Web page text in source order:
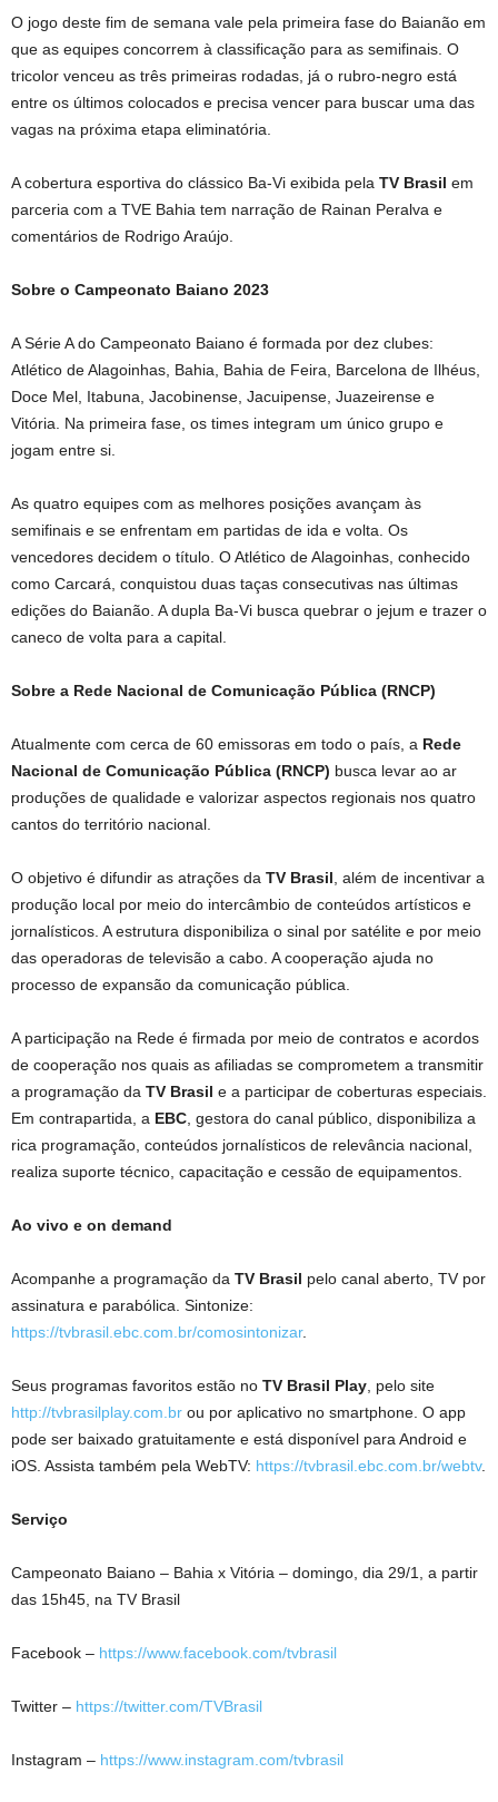
O jogo deste fim de semana vale pela primeira fase do Baianão em
que as equipes concorrem à classificação para as semifinais. O
tricolor venceu as três primeiras rodadas, já o rubro-negro está
entre os últimos colocados e precisa vencer para buscar uma das
vagas na próxima etapa eliminatória.
A cobertura esportiva do clássico Ba-Vi exibida pela TV Brasil em
parceria com a TVE Bahia tem narração de Rainan Peralva e
comentários de Rodrigo Araújo.
Sobre o Campeonato Baiano 2023
A Série A do Campeonato Baiano é formada por dez clubes:
Atlético de Alagoinhas, Bahia, Bahia de Feira, Barcelona de Ilhéus,
Doce Mel, Itabuna, Jacobinense, Jacuipense, Juazeirense e
Vitória. Na primeira fase, os times integram um único grupo e
jogam entre si.
As quatro equipes com as melhores posições avançam às
semifinais e se enfrentam em partidas de ida e volta. Os
vencedores decidem o título. O Atlético de Alagoinhas, conhecido
como Carcará, conquistou duas taças consecutivas nas últimas
edições do Baianão. A dupla Ba-Vi busca quebrar o jejum e trazer o
caneco de volta para a capital.
Sobre a Rede Nacional de Comunicação Pública (RNCP)
Atualmente com cerca de 60 emissoras em todo o país, a Rede
Nacional de Comunicação Pública (RNCP) busca levar ao ar
produções de qualidade e valorizar aspectos regionais nos quatro
cantos do território nacional.
O objetivo é difundir as atrações da TV Brasil, além de incentivar a
produção local por meio do intercâmbio de conteúdos artísticos e
jornalísticos. A estrutura disponibiliza o sinal por satélite e por meio
das operadoras de televisão a cabo. A cooperação ajuda no
processo de expansão da comunicação pública.
A participação na Rede é firmada por meio de contratos e acordos
de cooperação nos quais as afiliadas se comprometem a transmitir
a programação da TV Brasil e a participar de coberturas especiais.
Em contrapartida, a EBC, gestora do canal público, disponibiliza a
rica programação, conteúdos jornalísticos de relevância nacional,
realiza suporte técnico, capacitação e cessão de equipamentos.
Ao vivo e on demand
Acompanhe a programação da TV Brasil pelo canal aberto, TV por
assinatura e parabólica. Sintonize:
https://tvbrasil.ebc.com.br/comosintonizar.
Seus programas favoritos estão no TV Brasil Play, pelo site
http://tvbrasilplay.com.br ou por aplicativo no smartphone. O app
pode ser baixado gratuitamente e está disponível para Android e
iOS. Assista também pela WebTV: https://tvbrasil.ebc.com.br/webtv.
Serviço
Campeonato Baiano – Bahia x Vitória – domingo, dia 29/1, a partir
das 15h45, na TV Brasil
Facebook – https://www.facebook.com/tvbrasil
Twitter – https://twitter.com/TVBrasil
Instagram – https://www.instagram.com/tvbrasil